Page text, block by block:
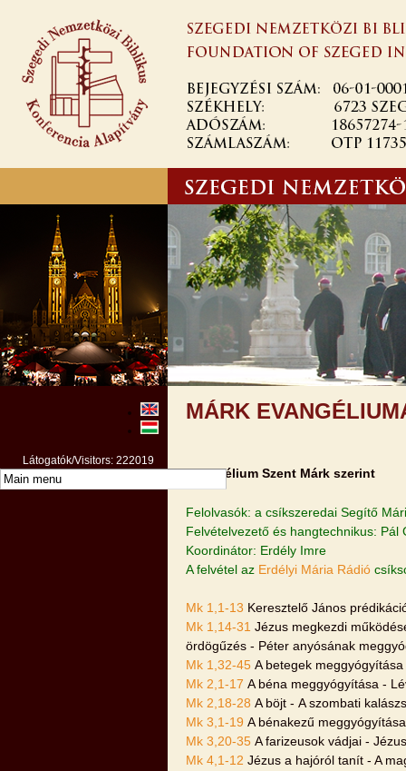
MÁRK
Evangélium Szent Márk szerint
Felolvasók: a csíkszeredai Segítő
Felvételvezető és hangtechnikus: Pál
Koordinátor: Erdély Imre
A felvétel az Erdélyi Mária Rádió
Mk 1,1-13 Keresztelő János
Mk 1,14-31 Jézus megkezdi
ördögűzés - Péter anyósának
Mk 1,32-45 A betegek
Mk 2,1-17 A béna meggyógyítása -
Mk 2,18-28 A böjt - A szombati
Mk 3,1-19 A bénakezű
Mk 3,20-35 A farizeusok vádjai -
Mk 4,1-12 Jézus a hajóról tanít - A
Látogatók/Visitors: 222019